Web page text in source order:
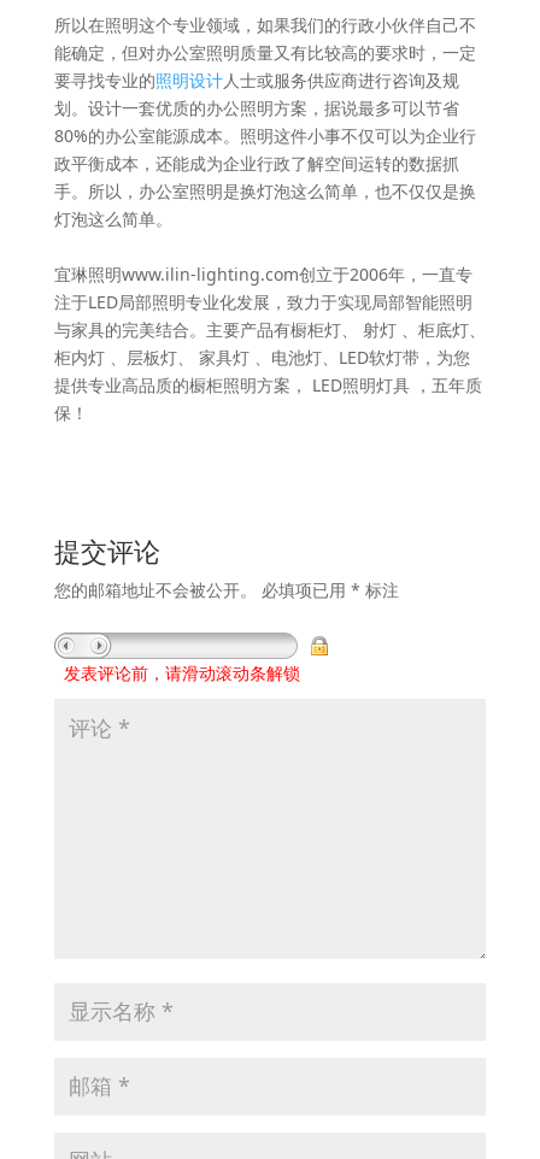
所以在照明这个专业领域，如果我们的行政小伙伴自己不
能确定，但对办公室照明质量又有比较高的要求时，一定
要寻找专业的照明设计人士或服务供应商进行咨询及规
划。设计一套优质的办公照明方案，据说最多可以节省
80%的办公室能源成本。照明这件小事不仅可以为企业行
政平衡成本，还能成为企业行政了解空间运转的数据抓
手。所以，办公室照明是换灯泡这么简单，也不仅仅是换
灯泡这么简单。
宜琳照明www.ilin-lighting.com创立于2006年，一直专
注于LED局部照明专业化发展，致力于实现局部智能照明
与家具的完美结合。主要产品有橱柜灯、 射灯 、柜底灯、
柜内灯 、层板灯、 家具灯 、电池灯、LED软灯带，为您
提供专业高品质的橱柜照明方案， LED照明灯具 ，五年质
保！
提交评论
您的邮箱地址不会被公开。 必填项已用 * 标注
发表评论前，请滑动滚动条解锁